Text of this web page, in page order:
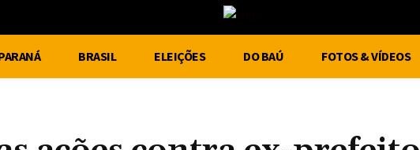
BRASIL ELEIÇÕES DO BAÚ FOTOS & VÍDEOS